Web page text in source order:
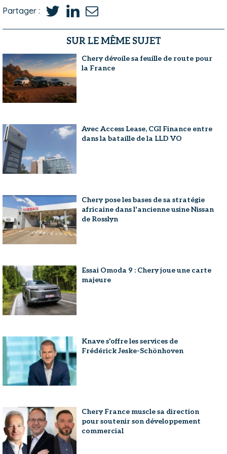
Partager :
SUR LE MÊME SUJET
Chery dévoile sa feuille de route pour
la France
Avec Access Lease, CGI Finance entre
dans la bataille de la LLD VO
Chery pose les bases de sa stratégie
africaine dans l'ancienne usine Nissan
de Rosslyn
Essai Omoda 9 : Chery joue une carte
majeure
Knave s'offre les services de
Frédérick Jeske-Schönhoven
Chery France muscle sa direction
pour soutenir son développement
commercial